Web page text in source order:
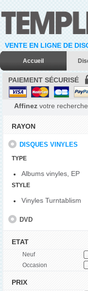
VENTE EN LIGNE DE
Accueil
PAIEMENT SÉCURISÉ
Affinez votre recherche
RAYON
DISQUES VINYLES
TYPE
Albums vinyles, EP
STYLE
Vinyles Turntablism
DVD
ETAT
Neuf
Occasion
PRIX